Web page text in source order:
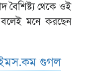
বৈশিষ্ট্য থেকে ওই
মনে করছেন
গুগল